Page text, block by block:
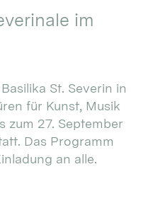
im
St. Severin in
für Kunst, Musik
zum 27. September
Das Programm
an alle.